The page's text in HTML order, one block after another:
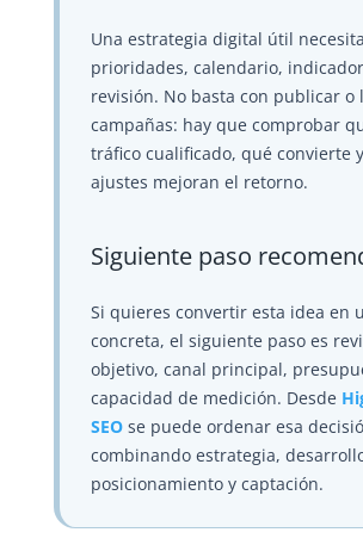
Una estrategia digital útil necesita
prioridades, calendario,
revisión. No basta con publicar o
campañas: hay que comprobar
tráfico cualificado, qué convierte
ajustes mejoran el retorno.
Siguiente paso
Si quieres convertir esta idea en
concreta, el siguiente paso es
objetivo, canal principal,
capacidad de medición. Desde
SEOse puede ordenar esa
combinando estrategia,
posicionamiento y captación.